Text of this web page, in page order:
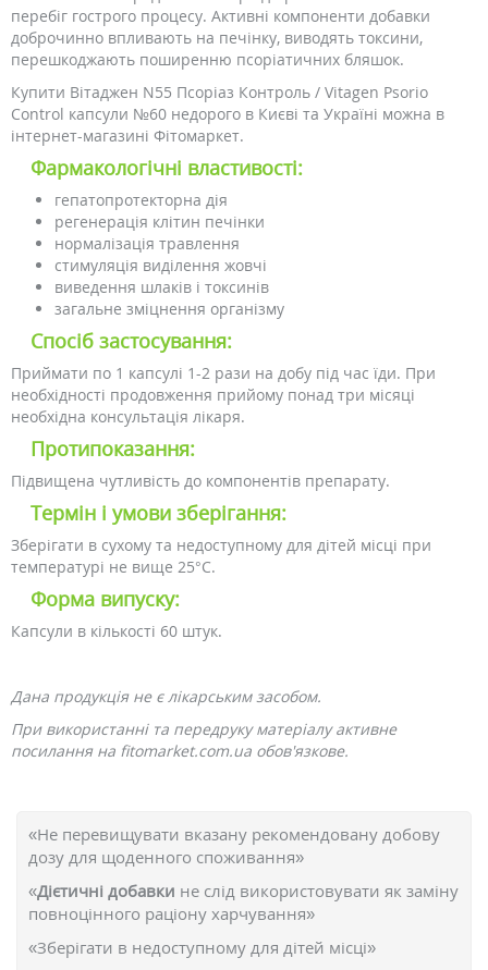
перебіг гострого процесу. Активні компоненти добавки
доброчинно впливають на печінку, виводять токсини,
перешкоджають поширенню псоріатичних бляшок.
Купити Вітаджен N55 Псоріаз Контроль / Vitagen Psorio
Control капсули №60 недорого в Києві та Україні можна в
інтернет-магазині Фітомаркет.
Фармакологічні властивості:
гепатопротекторна дія
регенерація клітин печінки
нормалізація травлення
стимуляція виділення жовчі
виведення шлаків і токсинів
загальне зміцнення організму
Спосіб застосування:
Приймати по 1 капсулі 1-2 рази на добу під час їди. При
необхідності продовження прийому понад три місяці
необхідна консультація лікаря.
Протипоказання:
Підвищена чутливість до компонентів препарату.
Термін і умови зберігання:
Зберігати в сухому та недоступному для дітей місці при
температурі не вище 25°C.
Форма випуску:
Капсули в кількості 60 штук.
Дана продукція не є лікарським засобом.
При використанні та передруку матеріалу активне
посилання на fitomarket.com.ua обов'язкове.
«Не перевищувати вказану рекомендовану добову
дозу для щоденного споживання»
«Дієтичні добавки не слід використовувати як заміну
повноцінного раціону харчування»
«Зберігати в недоступному для дітей місці»